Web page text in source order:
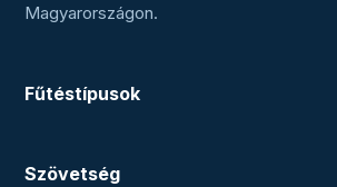
Magyarországon.
Fűtéstípusok
Szövetség